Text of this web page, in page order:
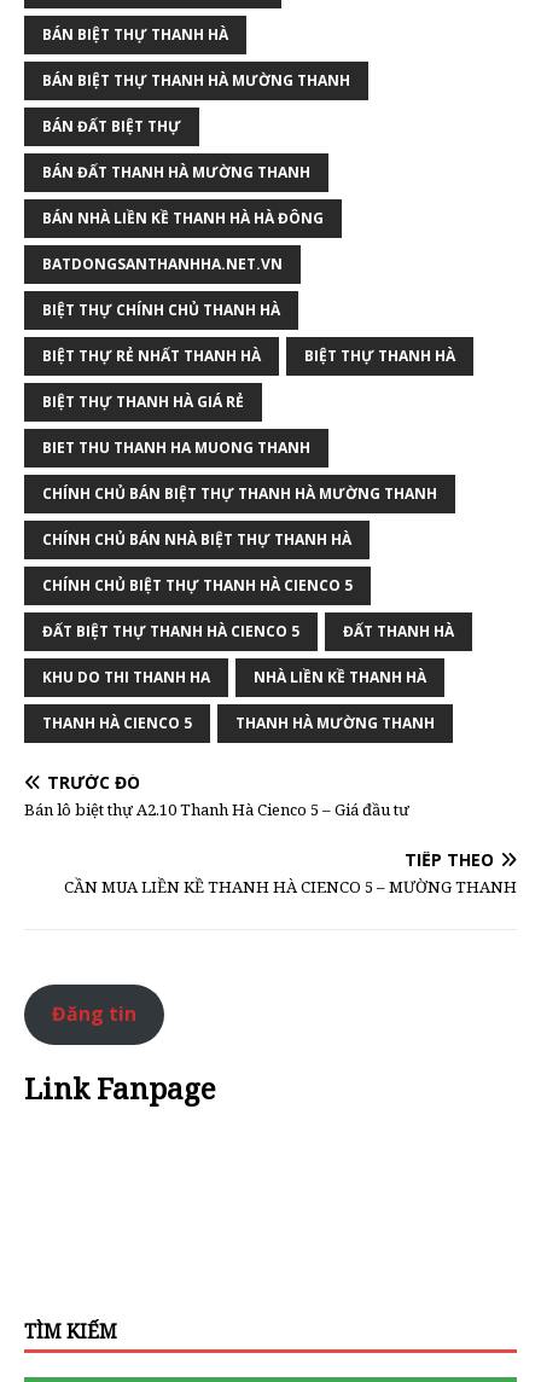
BÁN BIỆT THỰ THANH HÀ
BÁN BIỆT THỰ THANH HÀ MƯỜNG THANH
BÁN ĐẤT BIỆT THỰ
BÁN ĐẤT THANH HÀ MƯỜNG THANH
BÁN NHÀ LIỀN KỀ THANH HÀ HÀ ĐÔNG
BATDONGSANTHANHHA.NET.VN
BIỆT THỰ CHÍNH CHỦ THANH HÀ
BIỆT THỰ RẺ NHẤT THANH HÀ BIỆT THỰ THANH HÀ
BIỆT THỰ THANH HÀ GIÁ RẺ
BIET THU THANH HA MUONG THANH
CHÍNH CHỦ BÁN BIỆT THỰ THANH HÀ MƯỜNG THANH
CHÍNH CHỦ BÁN NHÀ BIỆT THỰ THANH HÀ
CHÍNH CHỦ BIỆT THỰ THANH HÀ CIENCO 5
ĐẤT BIỆT THỰ THANH HÀ CIENCO 5 ĐẤT THANH HÀ
KHU DO THI THANH HA NHÀ LIỀN KỀ THANH HÀ
THANH HÀ CIENCO 5 THANH HÀ MƯỜNG THANH
TRƯỚC ĐÓ
Bán lô biệt thự A2.10 Thanh Hà Cienco 5 – Giá đầu tư
TIẾP THEO
CẦN MUA LIỀN KỀ THANH HÀ CIENCO 5 – MƯỜNG THANH
Đăng tin
Link Fanpage
TÌM KIẾM